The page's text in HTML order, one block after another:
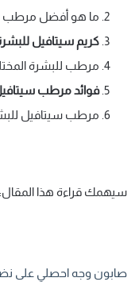
ما هو أفضل مرطب
كريم سيتافيل
مرطب للبشرة
فوائد مرطب
مرطب سيتافيل
سيهمك قراءة هذا المقال:
صابون وجه احصلي على